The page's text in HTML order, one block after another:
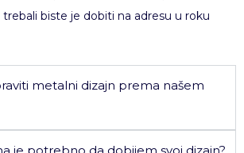
trebali biste je dobiti na adresu u roku
metalni dizajn prema našem
je potrebno da dobijem svoj dizajn?